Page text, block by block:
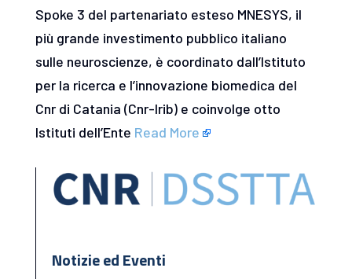
Spoke 3 del partenariato esteso MNESYS, il
più grande investimento pubblico italiano
sulle neuroscienze, è coordinato dall’Istituto
per la ricerca e l’innovazione biomedica del
Cnr di Catania (Cnr-Irib) e coinvolge otto
Istituti dell’Ente Read More
Notizie ed Eventi